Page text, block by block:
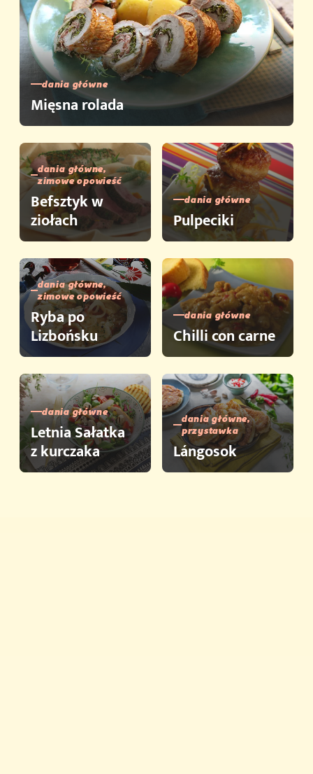
dania główne
Mięsna rolada
dania główne,
zimowe opowieść
Befsztyk w
ziołach
dania główne
Pulpeciki
dania główne,
zimowe opowieść
Ryba po
Lizbońsku
dania główne
Chilli con carne
dania główne
Letnia Sałatka
z kurczaka
dania główne,
przystawka
Lángosok